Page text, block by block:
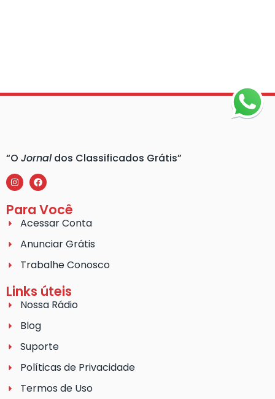
“O Jornaldos Classificados Grátis”
Para Você
Acessar Conta
Anunciar Grátis
Trabalhe Conosco
Links úteis
Nossa Rádio
Blog
Suporte
Políticas de Privacidade
Termos de Uso